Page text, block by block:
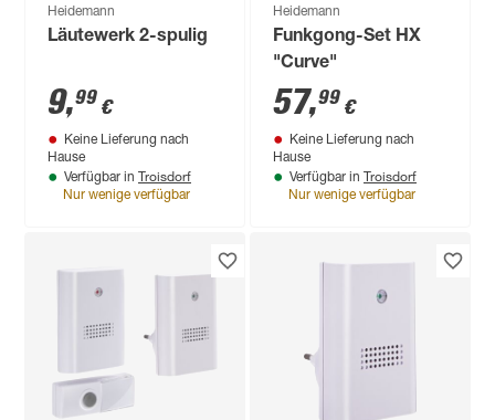
Heidemann
Läutewerk 2-spulig
9,99 €
Keine Lieferung nach
Hause
Verfügbar in Troisdorf
Nur wenige verfügbar
Heidemann
Funkgong-Set HX
"Curve"
57,99 €
Keine Lieferung nach
Hause
Verfügbar in Troisdorf
Nur wenige verfügbar